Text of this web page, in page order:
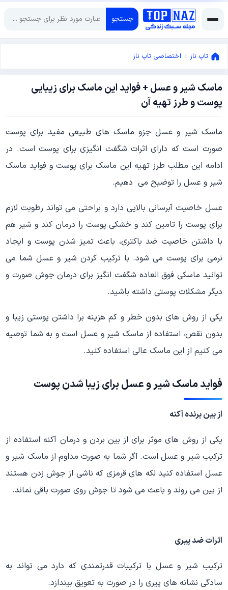
جستجو
تاپ ناز » اختصاصی تاپ ناز
ماسک شیر و عسل + فواید این ماسک برای زیبایی
پوست و طرز تهیه آن
آوریل
11,
11,
ماسک شیر و عسل جزو ماسک های طبیعی مفید برای پوست
صورت است که دارای اثرات شگفت انگیزی برای پوست است. در
ادامه این مطلب طرز تهیه این ماسک برای پوست و فواید ماسک
شیر و عسل را توضیح می دهیم.
عسل خاصیت آبرسانی بالایی دارد و براحتی می تواند رطوبت لازم
برای پوست را تامین کند و خشکی پوست را درمان کند و شیر هم
با داشتن خاصیت ضد باکتری، باعث تمیز شدن پوست و ایجاد
نرمی برای پوست می شود. با ترکیب کردن شیر و عسل شما می
توانید ماسکی فوق العاده شگفت انگیز برای درمان جوش صورت و
دیگر مشکلات پوستی داشته باشید.
یکی از روش های بدون خطر و کم هزینه برا داشتن پوستی زیبا و
بدون نقص، استفاده از ماسک شیر و عسل است و به شما توصیه
می کنیم از این ماسک عالی استفاده کنید.
فواید ماسک شیر و عسل برای زیبا شدن پوست
از بین برنده آکنه
یکی از روش های موثر برای از بین بردن و درمان آکنه استفاده از
ترکیب شیر و عسل است. اگر شما به صورت مداوم از ماسک شیر و
عسل استفاده کنید لکه های قرمزی که ناشی از جوش زدن هستند
از بین می روند و باعث می شود تا جوش روی صورت باقی نماند.
اثرات ضد پیری
ترکیب شیر و عسل با ترکیبات قدرتمندی که دارد می تواند به
سادگی نشانه های پیری را در صورت به تعویق بیندازد.